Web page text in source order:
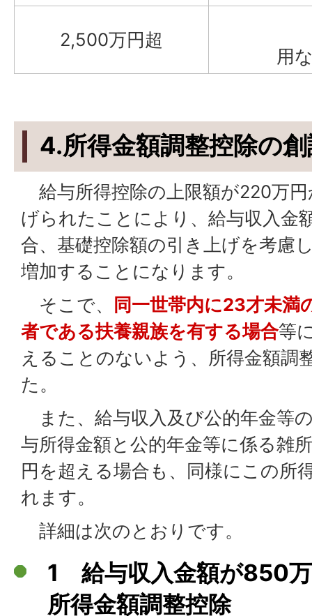
2,500万円超
用
4.所得金額調整控除の
給与所得控除の上限額が220万
げられたことにより、給与収入金
合、基礎控除額の引き上げを考慮
増加することになります。
そこで、
同一世帯内に23才未満
者である扶養親族を有する場合等
えることのないよう、所得金額調
た。
また、給与収入及び公的年金等
与所得金額と公的年金等に係る雑
円を超える場合も、同様にこの所
れます。
詳細は次のとおりです。
1 給与収入金額が850
所得金額調整控除